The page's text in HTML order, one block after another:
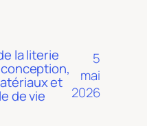
la literie
et
de vie
5
mai
2026